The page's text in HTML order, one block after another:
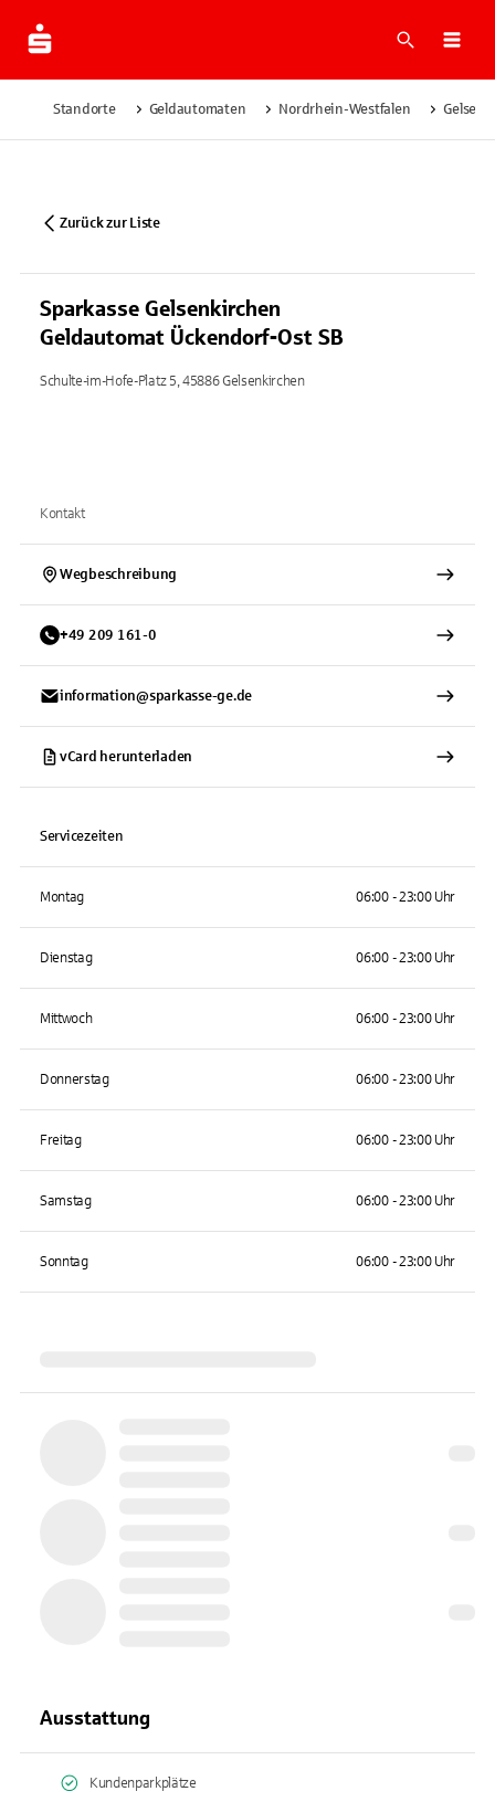
Suche
Standorte Geldautomaten Nordrhein-Westfalen
Zurück zur Liste
Sparkasse Gelsenkirchen
Geldautomat Ückendorf-Ost SB
Schulte-im-Hofe-Platz 5, 45886 Gelsenkirchen
Kontakt
Wegbeschreibung
+49 209 161-0
information@sparkasse-ge.de
vCard herunterladen
Servicezeiten
Montag 06:00 - 23:00 Uhr
Dienstag 06:00 - 23:00 Uhr
Mittwoch 06:00 - 23:00 Uhr
Donnerstag 06:00 - 23:00 Uhr
Freitag 06:00 - 23:00 Uhr
Samstag 06:00 - 23:00 Uhr
Sonntag 06:00 - 23:00 Uhr
Ausstattung
Kundenparkplätze